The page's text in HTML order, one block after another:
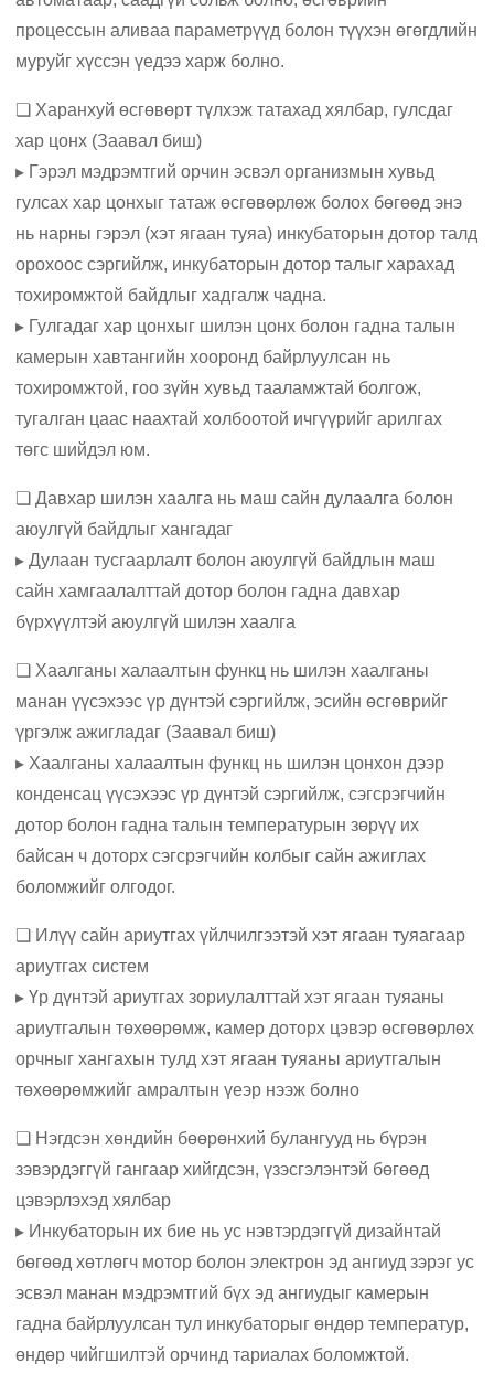
процессын аливаа параметрүүд болон түүхэн өгөгдлийн
муруйг хүссэн үедээ харж болно.
❏ Харанхуй өсгөвөрт түлхэж татахад хялбар, гулсдаг
хар цонх (Заавал биш)
▸ Гэрэл мэдрэмтгий орчин эсвэл организмын хувьд
гулсах хар цонхыг татаж өсгөвөрлөж болох бөгөөд энэ
нь нарны гэрэл (хэт ягаан туяа) инкубаторын дотор талд
орохоос сэргийлж, инкубаторын дотор талыг харахад
тохиромжтой байдлыг хадгалж чадна.
▸ Гулгадаг хар цонхыг шилэн цонх болон гадна талын
камерын хавтангийн хооронд байрлуулсан нь
тохиромжтой, гоо зүйн хувьд тааламжтай болгож,
тугалган цаас наахтай холбоотой ичгүүрийг арилгах
төгс шийдэл юм.
❏ Давхар шилэн хаалга нь маш сайн дулаалга болон
аюулгүй байдлыг хангадаг
▸ Дулаан тусгаарлалт болон аюулгүй байдлын маш
сайн хамгаалалттай дотор болон гадна давхар
бүрхүүлтэй аюулгүй шилэн хаалга
❏ Хаалганы халаалтын функц нь шилэн хаалганы
манан үүсэхээс үр дүнтэй сэргийлж, эсийн өсгөврийг
үргэлж ажигладаг (Заавал биш)
▸ Хаалганы халаалтын функц нь шилэн цонхон дээр
конденсац үүсэхээс үр дүнтэй сэргийлж, сэгсрэгчийн
дотор болон гадна талын температурын зөрүү их
байсан ч доторх сэгсрэгчийн колбыг сайн ажиглах
боломжийг олгодог.
❏ Илүү сайн ариутгах үйлчилгээтэй хэт ягаан туяагаар
ариутгах систем
▸ Үр дүнтэй ариутгах зориулалттай хэт ягаан туяаны
ариутгалын төхөөрөмж, камер доторх цэвэр өсгөвөрлөх
орчныг хангахын тулд хэт ягаан туяаны ариутгалын
төхөөрөмжийг амралтын үеэр нээж болно
❏ Нэгдсэн хөндийн бөөрөнхий булангууд нь бүрэн
зэвэрдэггүй гангаар хийгдсэн, үзэсгэлэнтэй бөгөөд
цэвэрлэхэд хялбар
▸ Инкубаторын их бие нь ус нэвтэрдэггүй дизайнтай
бөгөөд хөтлөгч мотор болон электрон эд ангиуд зэрэг ус
эсвэл манан мэдрэмтгий бүх эд ангиудыг камерын
гадна байрлуулсан тул инкубаторыг өндөр температур,
өндөр чийгшилтэй орчинд тариалах боломжтой.